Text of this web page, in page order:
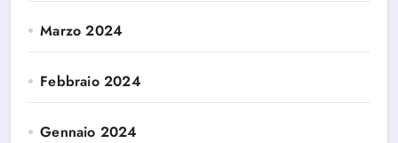
Marzo 2024
Febbraio 2024
Gennaio 2024